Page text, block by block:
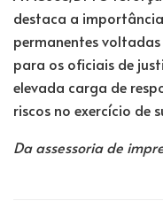
destaca a
permanentes
para os oficiais de
elevada carga de
riscos no exercício de
Da assessoria de